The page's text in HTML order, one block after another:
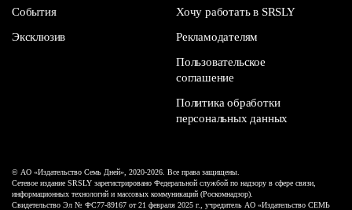
События
Эксклюзив
Хочу работать в SRSLY
Рекламодателям
Пользовательское
соглашение
Политика обработки
персональных данных
© АО «Издательство Семь Дней», 2020-2026. Все права защищены.
Сетевое издание SRSLY зарегистрировано Федеральной службой по надзору в сфере связи,
информационных технологий и массовых коммуникаций (Роскомнадзор).
Свидетельство Эл № ФС77-89167 от 21 февраля 2025 г., учредитель АО «Издательство СЕМЬ